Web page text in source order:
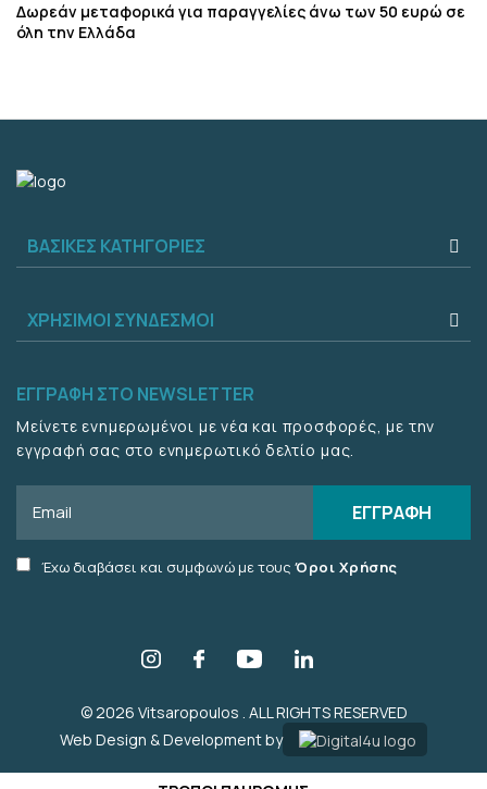
Δωρεάν μεταφορικά για παραγγελίες άνω των 50 ευρώ σε
όλη την Ελλάδα
ΒΑΣΙΚΕΣ ΚΑΤΗΓΟΡΙΕΣ
ΧΡΗΣΙΜΟΙ ΣΥΝΔΕΣΜΟΙ
ΕΓΓΡΑΦΗ ΣΤΟ NEWSLETTER
Μείνετε ενημερωμένοι με νέα και προσφορές, με την
εγγραφή σας στο ενημερωτικό δελτίο μας.
ΕΓΓΡΑΦΗ
AcceptΈχω διαβάσει και συμφωνώ με τους Όροι Χρήσης
© 2026 Vitsaropoulos . ALL RIGHTS RESERVED
Web Design & Development by